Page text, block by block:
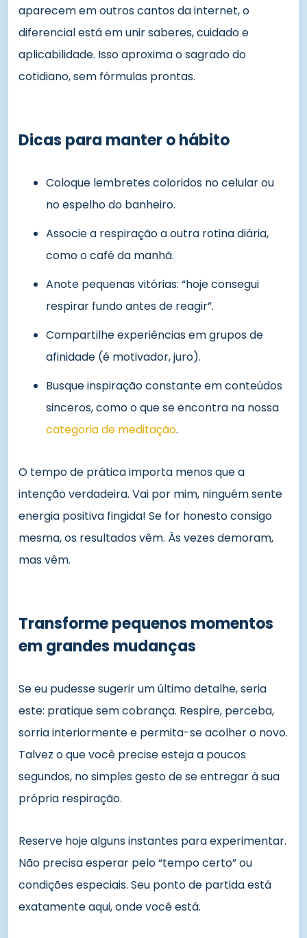
aparecem em outros cantos da internet, o
diferencial está em unir saberes, cuidado e
aplicabilidade. Isso aproxima o sagrado do
cotidiano, sem fórmulas prontas.
Dicas para manter o hábito
Coloque lembretes coloridos no celular ou
no espelho do banheiro.
Associe a respiração a outra rotina diária,
como o café da manhã.
Anote pequenas vitórias: “hoje consegui
respirar fundo antes de reagir”.
Compartilhe experiências em grupos de
afinidade (é motivador, juro).
Busque inspiração constante em conteúdos
sinceros, como o que se encontra na nossa
categoria de meditação.
O tempo de prática importa menos que a
intenção verdadeira. Vai por mim, ninguém sente
energia positiva fingida! Se for honesto consigo
mesma, os resultados vêm. Às vezes demoram,
mas vêm.
Transforme pequenos momentos
em grandes mudanças
Se eu pudesse sugerir um último detalhe, seria
este: pratique sem cobrança. Respire, perceba,
sorria interiormente e permita-se acolher o novo.
Talvez o que você precise esteja a poucos
segundos, no simples gesto de se entregar à sua
própria respiração.
Reserve hoje alguns instantes para experimentar.
Não precisa esperar pelo “tempo certo” ou
condições especiais. Seu ponto de partida está
exatamente aqui, onde você está.